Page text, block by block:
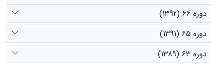
دوره 66 (1392)
دوره 65 (1391)
دوره 63 (1389)